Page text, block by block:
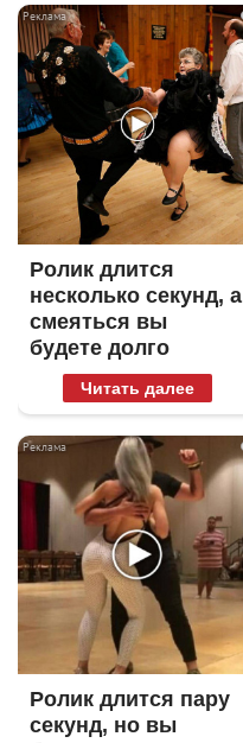
Ролик длится
несколько секунд, а
смеяться вы
будете долго
Читать далее
Ролик длится пару
секунд, но вы